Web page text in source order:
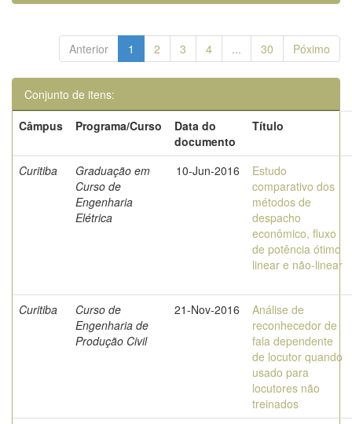
Anterior 1 2 3 4 ... 30 Póximo
Conjunto de itens:
Câmpus
Programa/Curso
Data do
documento
Título
Curitiba
Graduação em
Curso de
Engenharia
Elétrica
10-Jun-2016
Estudo
comparativo dos
métodos de
despacho
econômico, fluxo
de potência ótimo
linear e não-linear
Curitiba
Curso de
Engenharia de
Produção Civil
21-Nov-2016
Análise de
reconhecedor de
fala dependente
de locutor quando
usado para
locutores não
treinados